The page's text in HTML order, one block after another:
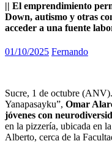
|| El emprendimiento
Down, autismo y otras
acceder a una fuente
01/10/2025 Fernando
Sucre, 1 de octubre
Yanapasayku”, Omar
jóvenes con
en la pizzería, ubicada en
Alberto, cerca de la